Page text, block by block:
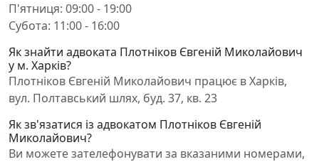
П'ятниця: 09:00 - 19:00
Субота: 11:00 - 16:00
Як знайти адвоката Плотніков Євгеній Миколайович
у м. Харків?
Плотніков Євгеній Миколайович працює в Харків,
вул. Полтавський шлях, буд. 37, кв. 23
Як зв'язатися із адвокатом Плотніков Євгеній
Миколайович?
Ви можете зателефонувати за вказаними номерами,